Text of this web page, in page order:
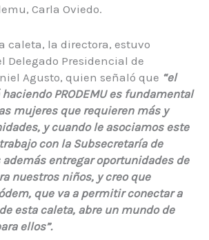
Carla Oviedo.
caleta, la directora, estuvo
Delegado Presidencial de
Agusto, quien señaló que “el
PRODEMU es fundamental
mujeres que requieren más y
y cuando le asociamos este
con la Subsecretaría de
además entregar oportunidades de
nuestros niños, y creo que
que va a permitir conectar a
esta caleta, abre un mundo de
ellos”.